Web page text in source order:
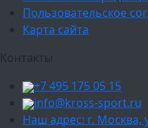
Пользовательское
Карта сайта
Контакты
+7 495 175 05 15
info@kross-sport.ru
Наш адрес: г. Москва,